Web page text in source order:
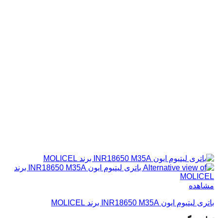
مشاهده
باتری لیتیوم ایون INR18650 M35A برند MOLICEL